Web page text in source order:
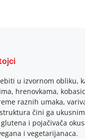
u izvornom obliku,
hrenovkama,
raznih umaka,
čini ga
i pojačivača
i vegetarijanaca.